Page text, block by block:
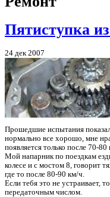
Пятиступка
24 дек 2007
Прошедшие испытания
нормально все хорошо, мне
появляется только после 70-80
Мой напарник по поездкам
колесе и с мостом 8, говорит
где то после 80-90 км/ч.
Если тебя это не устраивает,
передаточным числом.